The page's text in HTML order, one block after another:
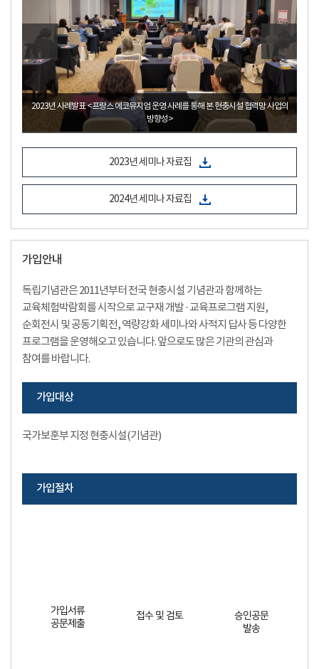
2024년 역량강화 국외사적지 답사 _대한민국 임시정부 항저우 청사
2023년 세미나 자료집
2024년 세미나 자료집
가입안내
독립기념관은 2011년부터 전국 현충시설 기념관과 함께하는
교육체험박람회를 시작으로 교구재 개발 · 교육프로그램 지원,
순회전시 및 공동기획전, 역량강화 세미나와 사적지 답사 등 다양한
프로그램을 운영해오고 있습니다. 앞으로도 많은 기관의 관심과
참여를 바랍니다.
가입대상
국가보훈부 지정 현충시설(기념관)
가입절차
가입서류
공문제출
접수 및 검토
승인공문
발송